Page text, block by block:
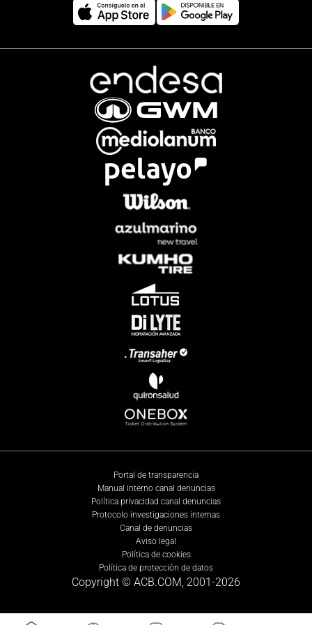
Portal de transparencia
Manual interno canal denuncias
Política privacidad canal denuncias
Protocolo investigaciones internas
Canal de denuncias
Aviso legal
Política de cookies
Política de protección de datos
Copyright © ACB.COM, 2001-2026